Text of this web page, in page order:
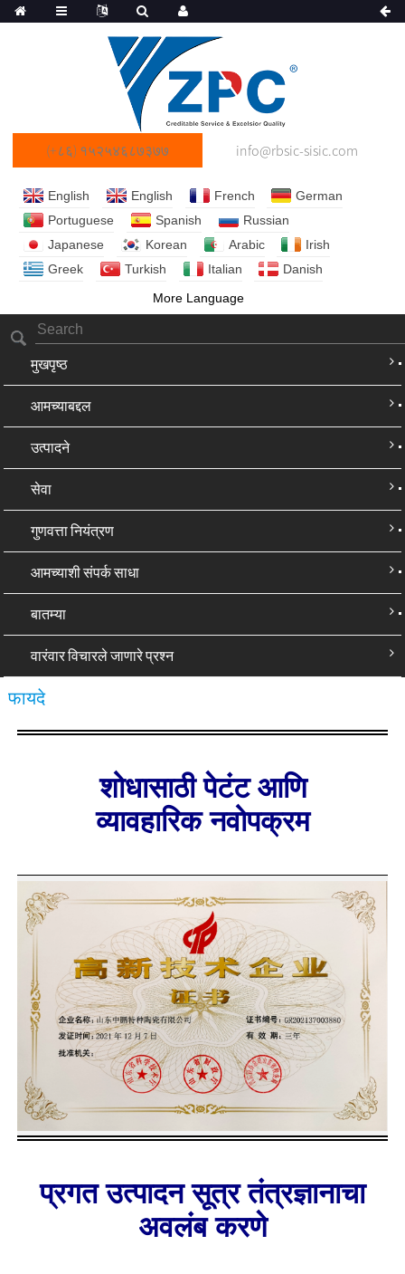
(+८६) १५२५४६८७३७७ info@rbsic-sisic.com
English English French
German
Portuguese
Spanish
Russian
Japanese
Korean Arabic
Irish
Greek
Turkish Italian
Danish
More Language
मुखपृष्ठ
आमच्याबद्दल
उत्पादने
सेवा
गुणवत्ता नियंत्रण
आमच्याशी संपर्क साधा
बातम्या
वारंवार विचारले जाणारे प्रश्न
फायदे
शोधासाठी पेटंट आणि
व्यावहारिक नवोपक्रम
प्रगत उत्पादन सूत्र तंत्रज्ञानाचा
अवलंब करणे